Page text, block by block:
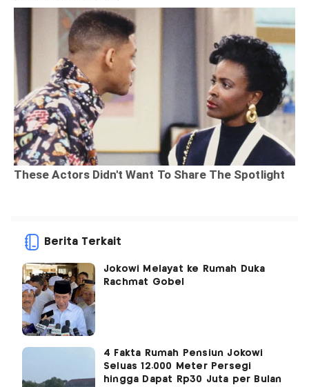
Berita Terkait
Jokowi Melayat ke Rumah Duka
Rachmat Gobel
4 Fakta Rumah Pensiun Jokowi
Seluas 12.000 Meter Persegi
hingga Dapat Rp30 Juta per Bulan